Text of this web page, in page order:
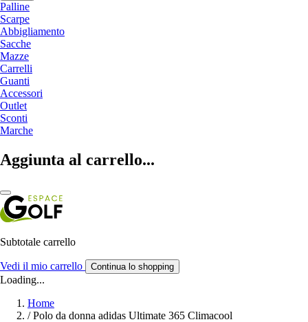
Palline
Scarpe
Abbigliamento
Sacche
Mazze
Carrelli
Guanti
Accessori
Outlet
Sconti
Marche
Aggiunta al carrello...
Subtotale carrello
Vedi il mio carrello Continua lo shopping
Loading...
Home
/ Polo da donna adidas Ultimate 365 Climacool